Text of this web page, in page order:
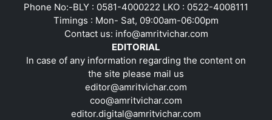
Phone No:-BLY : 0581-4000222 LKO : 0522-4008111
Timings : Mon- Sat, 09:00am-06:00pm
Contact us: info@amritvichar.com
EDITORIAL
In case of any information regarding the content on
the site please mail us
editor@amritvichar.com
coo@amritvichar.com
editor.digital@amritvichar.com